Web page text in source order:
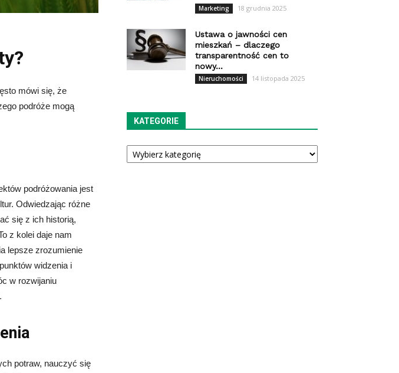
mówi się, że
podróże mogą
podróżowania jest
Odwiedzając różne
się z ich historią,
z kolei daje nam
lepsze zrozumienie
widzenia i
w rozwijaniu
potraw, nauczyć się
Marketing 18 grudnia 2025
Ustawa o jawności cen
mieszkań – dlaczego
transparentność cen to
nowy...
Nieruchomości 14 listopada 2025
KATEGORIE
Kategorie